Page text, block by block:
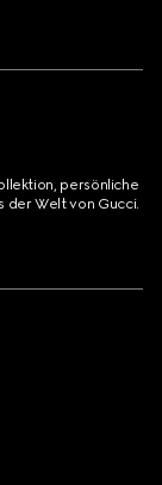
persönliche
der Welt von Gucci.